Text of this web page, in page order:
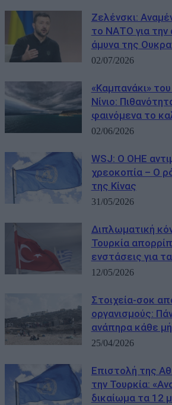
Ζελένσκι:
το ΝΑΤΟ για την
άμυνα της
02/07/2026
«Καμπανάκι»
Νίνιο:
φαινόμενα το
02/06/2026
WSJ: Ο ΟΗΕ
χρεοκοπία – Ο
της Κίνας
31/05/2026
Διπλωματική
Τουρκία
ενστάσεις για
12/05/2026
Στοιχεία-σοκ
οργανισμούς:
ανάπηρα κάθε
25/04/2026
Επιστολή της
την Τουρκία:
δικαίωμα τα 12